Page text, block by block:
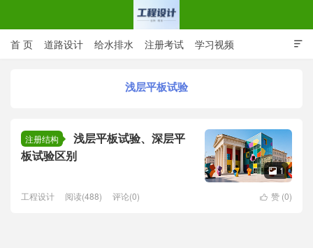

首 页 道路设计 给水排水 注册考试 学习视频
浅层平板试验
注册结构
浅层平板试验、深层平
板试验区别
 1
 赞 (0)
工程设计 阅读(488) 评论(0)